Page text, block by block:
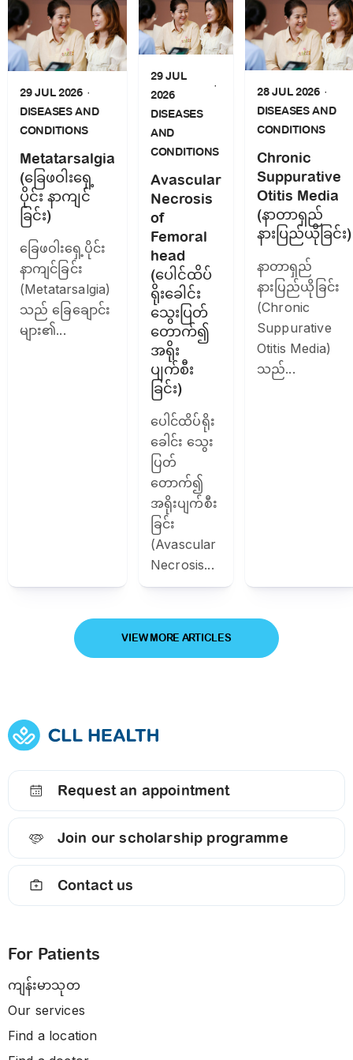
29 JUL 2026
DISEASES AND
CONDITIONS
Metatarsalgia
(ခြေဖဝါးရှေ့
ပိုင်း နာကျင်
ခြင်း)
ခြေဖဝါးရှေ့ပိုင်း
နာကျင်ခြင်း
(Metatarsalgia)
သည် ခြေချောင်း
များ၏...
29 JUL
2026
DISEASES
AND
CONDITIONS
Avascular
Necrosis
of
Femoral
head
(ပေါင်ထိပ်
ရိုးခေါင်း
သွေးပြတ်
တောက်၍
အရိုး
ပျက်စီး
ခြင်း)
ပေါင်ထိပ်ရိုး
ခေါင်း သွေး
ပြတ်
တောက်၍
အရိုးပျက်စီး
ခြင်း
(Avascular
Necrosis...
28 JUL 2026
DISEASES AND
CONDITIONS
Chronic
Suppurative
Otitis Media
(နာတာရှည်
နားပြည်ယိုခြင်း)
နာတာရှည်
နားပြည်ယိုခြင်း
(Chronic
Suppurative
Otitis Media)
သည်...
VIEW MORE ARTICLES
Request an appointment
Join our scholarship programme
Contact us
For Patients
ကျန်းမာသုတ
Our services
Find a location